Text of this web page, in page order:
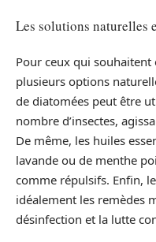
Les solutions naturelles
Pour ceux qui
plusieurs options
de diatomées peut être
nombre d’insectes,
De même, les huiles
lavande ou de menthe
comme répulsifs. Enfin,
idéalement les remèdes
désinfection et la lutte